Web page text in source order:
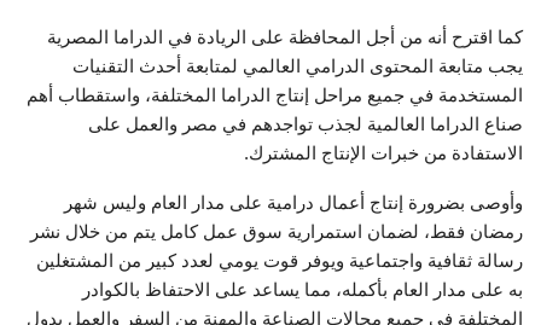
كما اقترح أنه من أجل المحافظة على الريادة في الدراما المصرية
يجب متابعة المحتوى الدرامي العالمي لمتابعة أحدث التقنيات
المستخدمة في جميع مراحل إنتاج الدراما المختلفة، واستقطاب أهم
صناع الدراما العالمية لجذب تواجدهم في مصر والعمل على
الاستفادة من خبرات الإنتاج المشترك.
وأوصى بضرورة إنتاج أعمال درامية على مدار العام وليس شهر
رمضان فقط، لضمان استمرارية سوق عمل كامل يتم من خلال نشر
رسالة ثقافية واجتماعية ويوفر قوت يومي لعدد كبير من المشتغلين
به على مدار العام بأكمله، مما يساعد على الاحتفاظ بالكوادر
المختلفة في جميع مجالات الصناعة والمهنة من السفر والعمل بدول